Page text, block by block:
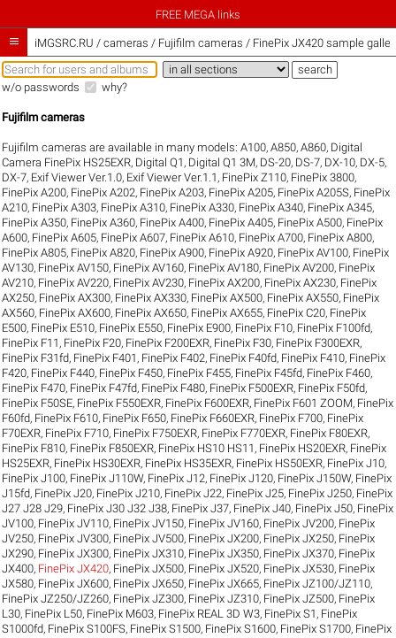
FREE MEGA links
 iMGSRC.RU / cameras / Fujifilm cameras / FinePix JX420 sample
w/o passwords why?
Fujifilm cameras
Fujifilm cameras are available in many models:A100,A850,A860, Digital
Camera FinePix HS25EXR, Digital Q1 , Digital Q1 3M, DS-20, DS-7, DX-10, DX-5,
DX-7, Exif Viewer Ver.1.0, Exif Viewer Ver.1.1 , FinePix Z110, FinePix 3800,
FinePix A200, FinePix A202, FinePix A203, FinePix A205, FinePix A205S, FinePix
A210, FinePix A303, FinePix A310, FinePix A330, FinePix A340, FinePix A345,
FinePix A350, FinePix A360, FinePix A400, FinePix A405, FinePix A500, FinePix
A600, FinePix A605, FinePix A607, FinePix A610, FinePix A700, FinePix A800,
FinePix A805, FinePix A820, FinePix A900, FinePix A920, FinePix AV100, FinePix
AV130, FinePix AV150, FinePix AV160, FinePix AV180, FinePix AV200, FinePix
AV210, FinePix AV220, FinePix AV230, FinePix AX200, FinePix AX230, FinePix
AX250, FinePix AX300, FinePix AX330, FinePix AX500, FinePix AX550, FinePix
AX560, FinePix AX600, FinePix AX650, FinePix AX655, FinePix C20, FinePix
E500, FinePix E510, FinePix E550, FinePix E900, FinePix F10, FinePix F100fd,
FinePix F11 , FinePix F20, FinePix F200EXR, FinePix F30, FinePix F300EXR,
FinePix F31fd, FinePix F401 , FinePix F402, FinePix F40fd, FinePix F410, FinePix
F420, FinePix F440, FinePix F450, FinePix F455, FinePix F45fd, FinePix F460,
FinePix F470, FinePix F47fd, FinePix F480, FinePix F500EXR, FinePix F50fd,
FinePix F50SE, FinePix F550EXR, FinePix F600EXR, FinePix F601 ZOOM, FinePix
F60fd, FinePix F610, FinePix F650, FinePix F660EXR, FinePix F700, FinePix
F70EXR, FinePix F710, FinePix F750EXR, FinePix F770EXR, FinePix F80EXR,
FinePix F810, FinePix F850EXR, FinePix HS10 HS11 , FinePix HS20EXR, FinePix
HS25EXR, FinePix HS30EXR, FinePix HS35EXR, FinePix HS50EXR, FinePix J10,
FinePix J100, FinePix J110W, FinePix J12, FinePix J120, FinePix J150W, FinePix
J15fd, FinePix J20, FinePix J210, FinePix J22, FinePix J25, FinePix J250, FinePix
J27 J28 J29, FinePix J30 J32 J38, FinePix J37, FinePix J40, FinePix J50, FinePix
JV100, FinePix JV110, FinePix JV150, FinePix JV160, FinePix JV200, FinePix
JV250, FinePix JV300, FinePix JV500, FinePix JX200, FinePix JX250, FinePix
JX290, FinePix JX300, FinePix JX310, FinePix JX350, FinePix JX370, FinePix
JX400, FinePix JX420, FinePix JX500, FinePix JX520, FinePix JX530, FinePix
JX580, FinePix JX600, FinePix JX650, FinePix JX665, FinePix JZ100/JZ110,
FinePix JZ250/JZ260, FinePix JZ300, FinePix JZ310, FinePix JZ500, FinePix
L30, FinePix L50, FinePix M603, FinePix REAL 3D W3, FinePix S1 , FinePix
S1000fd, FinePix S100FS, FinePix S1500, FinePix S1600, FinePix S1700, FinePix